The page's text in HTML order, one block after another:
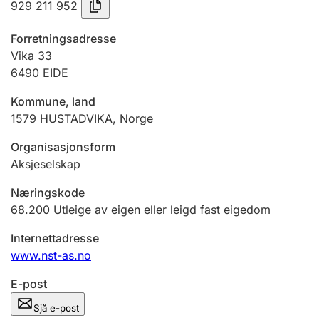
Tinglysing
Jeger
Ektepaktrettleiaren
Andre tema
929 211 952
Forretningsadresse
Vika 33
6490 EIDE
Kommune, land
1579 HUSTADVIKA, Norge
Organisasjonsform
Aksjeselskap
Næringskode
68.200 Utleige av eigen eller leigd fast eigedom
Internettadresse
www.nst-as.no
E-post
Sjå e-post